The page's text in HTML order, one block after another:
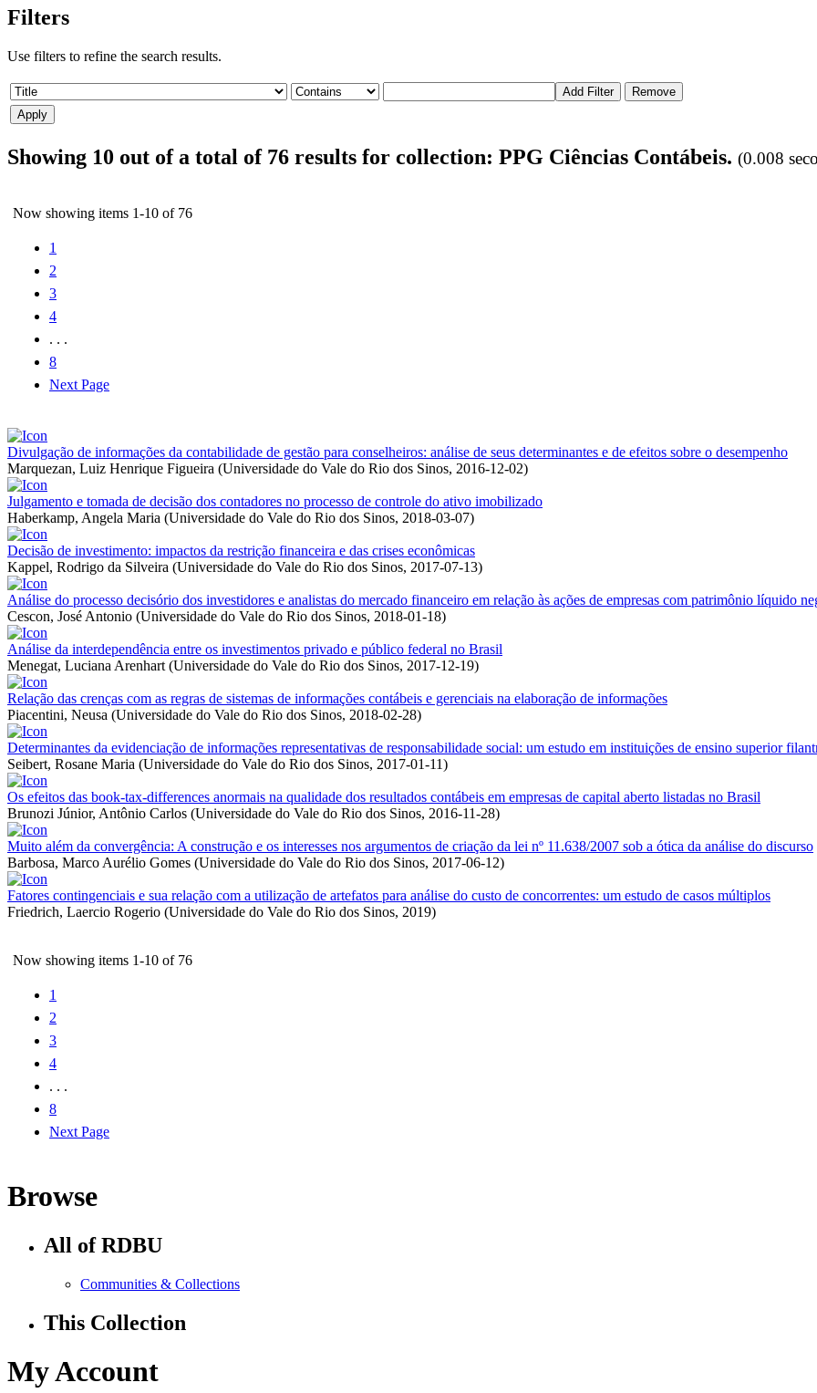
Filters
Use filters to refine the search results.
Showing 10 out of a total of 76 results for collection: PPG Ciências Contábeis. (0.008
Now showing items 1-10 of 76
1
2
3
4
. . .
8
Next Page
Divulgação de informações da contabilidade de gestão para conselheiros: análise de seus determinantes e de efeitos sobre o desempenho
Marquezan, Luiz Henrique Figueira (Universidade do Vale do Rio dos Sinos, 2016-12-02)
Julgamento e tomada de decisão dos contadores no processo de controle do ativo imobilizado
Haberkamp, Angela Maria (Universidade do Vale do Rio dos Sinos, 2018-03-07)
Decisão de investimento: impactos da restrição financeira e das crises econômicas
Kappel, Rodrigo da Silveira (Universidade do Vale do Rio dos Sinos, 2017-07-13)
Análise do processo decisório dos investidores e analistas do mercado financeiro em relação às ações de empresas com patrimônio líquido
Cescon, José Antonio (Universidade do Vale do Rio dos Sinos, 2018-01-18)
Análise da interdependência entre os investimentos privado e público federal no Brasil
Menegat, Luciana Arenhart (Universidade do Vale do Rio dos Sinos, 2017-12-19)
Relação das crenças com as regras de sistemas de informações contábeis e gerenciais na elaboração de informações
Piacentini, Neusa (Universidade do Vale do Rio dos Sinos, 2018-02-28)
Determinantes da evidenciação de informações representativas de responsabilidade social: um estudo em instituições de ensino superior
Seibert, Rosane Maria (Universidade do Vale do Rio dos Sinos, 2017-01-11)
Os efeitos das book-tax-differences anormais na qualidade dos resultados contábeis em empresas de capital aberto listadas no Brasil
Brunozi Júnior, Antônio Carlos (Universidade do Vale do Rio dos Sinos, 2016-11-28)
Muito além da convergência: A construção e os interesses nos argumentos de criação da lei nº 11.638/2007 sob a ótica da análise do discurso
Barbosa, Marco Aurélio Gomes (Universidade do Vale do Rio dos Sinos, 2017-06-12)
Fatores contingenciais e sua relação com a utilização de artefatos para análise do custo de concorrentes: um estudo de casos múltiplos
Friedrich, Laercio Rogerio (Universidade do Vale do Rio dos Sinos, 2019)
Now showing items 1-10 of 76
1
2
3
4
. . .
8
Next Page
Browse
All of RDBU
Communities & Collections
This Collection
My Account